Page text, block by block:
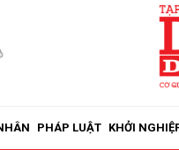
PHÁP LUẬT KHỞI